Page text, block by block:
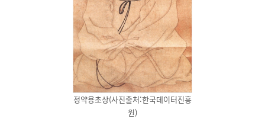
정약용초상(사진출처:한국데이터진흥
원)